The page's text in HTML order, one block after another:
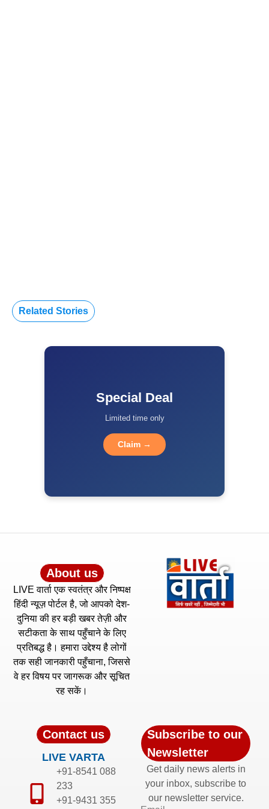
Related Stories
Special Deal
Limited time only
Claim →
About us
LIVE वार्ता एक स्वतंत्र और निष्पक्ष
हिंदी न्यूज़ पोर्टल है, जो आपको देश-
दुनिया की हर बड़ी खबर तेज़ी और
सटीकता के साथ पहुँचाने के लिए
प्रतिबद्ध है। हमारा उद्देश्य है लोगों
तक सही जानकारी पहुँचाना, जिससे
वे हर विषय पर जागरूक और सूचित
रह सकें।
Contact us
LIVE VARTA
+91-8541 088
233
+91-9431 355
Subscribe to our
Newsletter
Get daily news alerts in
your inbox, subscribe to
our newsletter service.